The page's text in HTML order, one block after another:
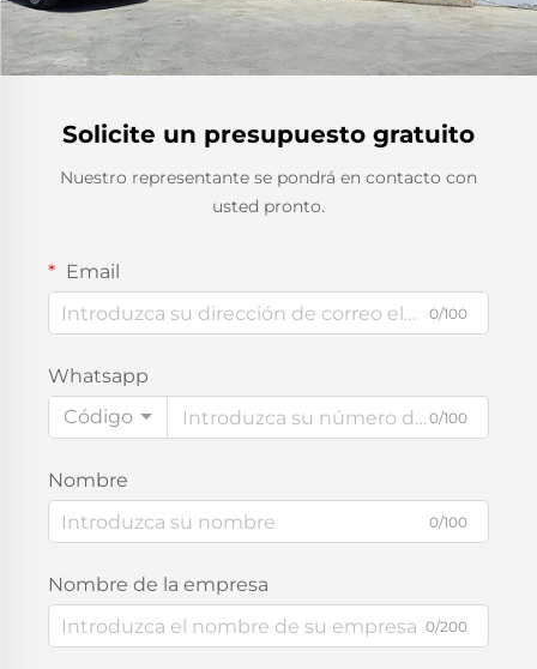
Solicite un presupuesto gratuito
Nuestro representante se pondrá en contacto con
usted pronto.
Email
0/100
Whatsapp
Código
0/100
Nombre
0/100
Nombre de la empresa
0/200